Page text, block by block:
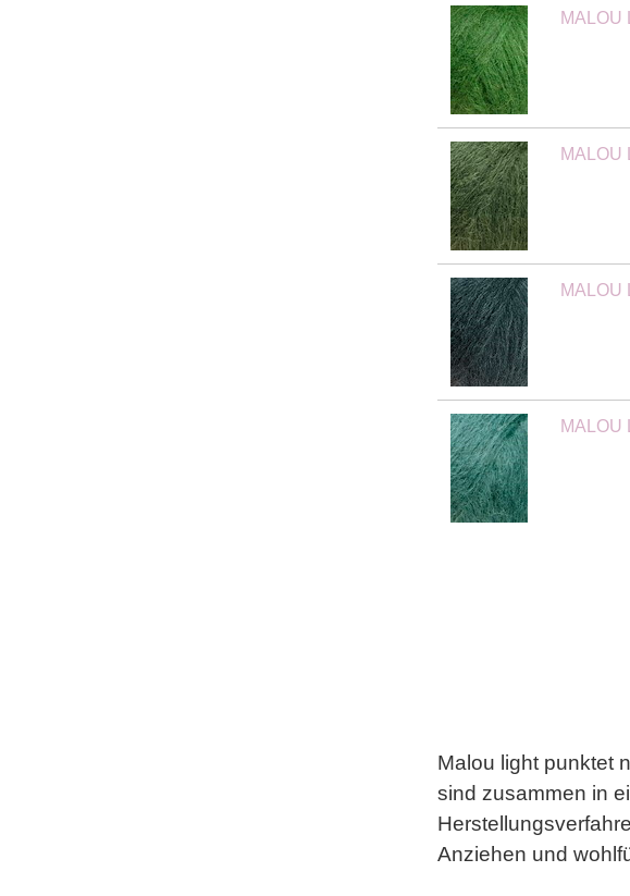
MALOU
MALOU
MALOU
MALOU
Malou light punktet
sind zusammen in
Anziehen und